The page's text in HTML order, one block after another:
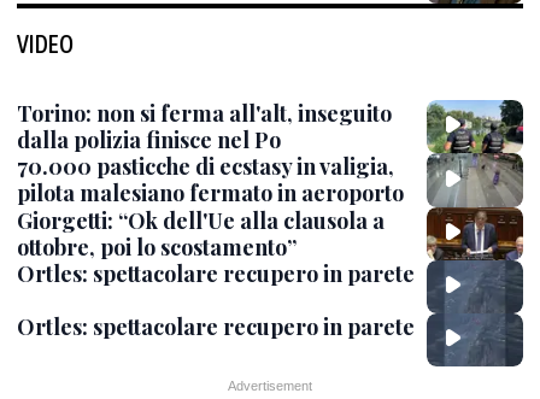
VIDEO
Torino: non si ferma all'alt, inseguito
dalla polizia finisce nel Po
70.000 pasticche di ecstasy in valigia,
pilota malesiano fermato in aeroporto
Giorgetti: “Ok dell'Ue alla clausola a
ottobre, poi lo scostamento”
Ortles: spettacolare recupero in parete
Ortles: spettacolare recupero in parete